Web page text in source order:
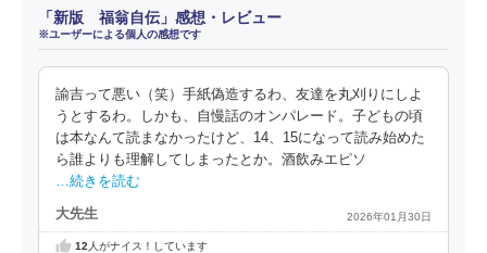
「新版 福翁自伝」感想・レビュー
※ユーザーによる個人の感想です
諭吉って悪い（笑）手紙偽造するわ、友達を丸刈りにしよ
うとするわ。しかも、自慢話のオンパレード。子どもの頃
は本なんて読まなかったけど、14、15になって読み始めた
ら誰よりも理解してしまったとか。酒飲みエピソ
…続きを読む
大先生 2026年01月30日
12 人がナイス！しています